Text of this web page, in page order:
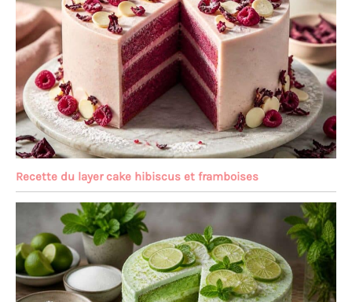
Recette du layer cake hibiscus et framboises